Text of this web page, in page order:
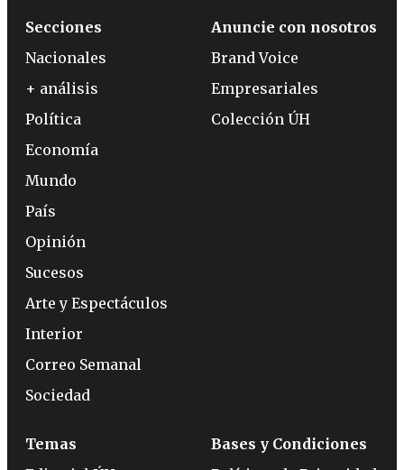
Secciones
Nacionales
+ análisis
Política
Economía
Mundo
País
Opinión
Sucesos
Arte y Espectáculos
Interior
Correo Semanal
Sociedad
Anuncie con nosotros
Brand Voice
Empresariales
Colección ÚH
Temas
Bases y Condiciones